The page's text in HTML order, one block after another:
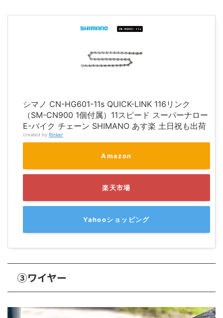
シマノ CN-HG601-11s QUICK-LINK 116リンク
（SM-CN900 1個付属）11スピード スーパーナロー
E-バイク チェーン SHIMANO あす楽 土日祝も出荷
created by Rinker
Amazon
楽天市場
Yahooショッピング
③ワイヤー